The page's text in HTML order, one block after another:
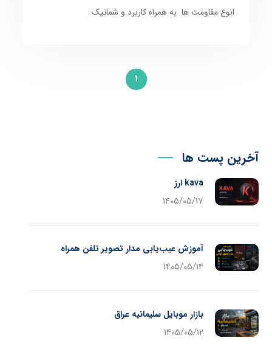
انوع مقاومت ها به همراه کاربرد و شماتیک
1
آخرین پست ها
kava ارز
1405/05/17
آموزش عیب‌یابی مدار تصویر تلفن همراه
1405/05/14
بازار موبایل سلیمانیه عراق
1405/05/12